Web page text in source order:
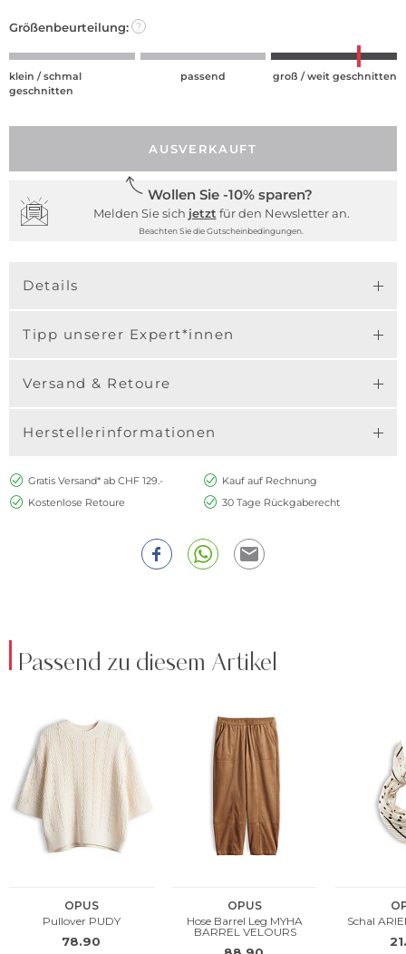
Größenbeurteilung: ?
klein / schmal
geschnitten
passend groß / weit geschnitten
AUSVERKAUFT
Wollen Sie -10% sparen?
Melden Sie sich jetzt für den Newsletter an.
Beachten Sie die Gutscheinbedingungen.
Details
Tipp unserer Expert*innen
Versand & Retoure
Herstellerinformationen
Gratis Versand* ab CHF 129.-
Kauf auf Rechnung
Kostenlose Retoure
30 Tage Rückgaberecht
Passend zu diesem Artikel